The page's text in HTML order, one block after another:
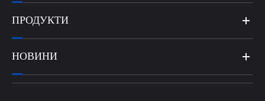
ПРОДУКТИ
НОВИНИ